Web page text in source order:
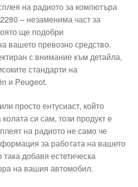
на радиото за компютъра
– незаменима част за
ще подобри
вашето превозно средство.
с внимание към детайла,
стандарти на
и Peugeot.
просто ентусиаст, който
си сам, този продукт е
на радиото не само че
за работата на вашето
добавя естетическа
на вашия автомобил.